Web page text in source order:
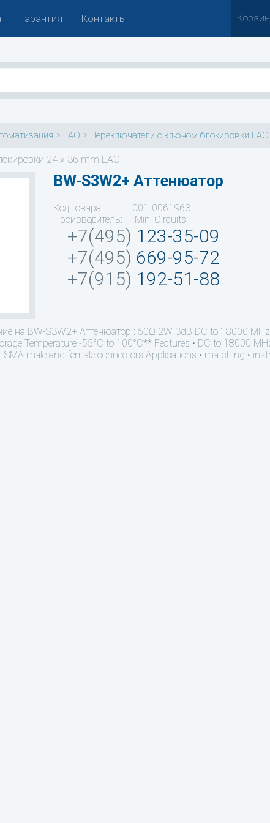
Гарантия Контакты
> EAO > Переключатели с ключом блокировки EAO
24 х 36 mm EAO
BW-S3W2+ Aттенюатор
Код товара: 001-0061963
Производитель: Mini Circuits
+7(495) 123-35-09
+7(495) 669-95-72
+7(915) 192-51-88
на BW-S3W2+ Aттенюатор : 50Ω 2W 3dB DC to 18000
Temperature -55°C to 100°C** Features • DC to 18000
SMA male and female connectors Applications • matching •